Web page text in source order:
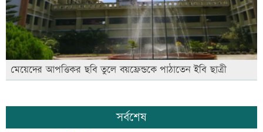
মেয়েদের আপত্তিকর ছবি তুলে বয়ফ্রেন্ডকে পাঠাতেন ইবি ছাত্রী
সর্বশেষ